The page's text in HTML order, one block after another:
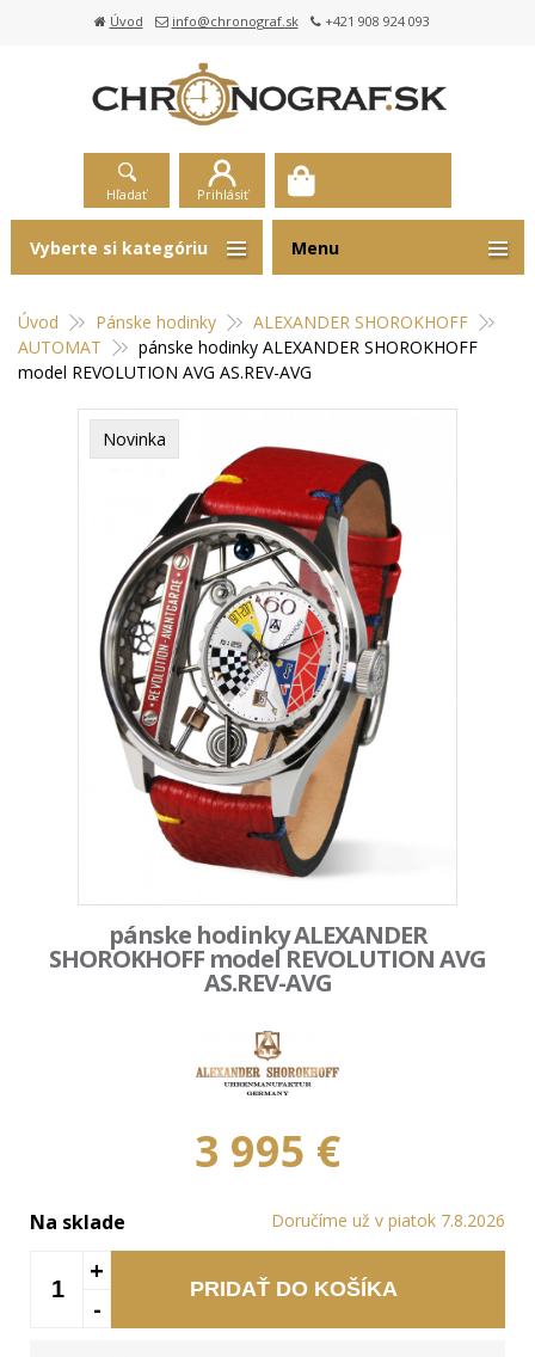
Úvod info@chronograf.sk +421 908 924 093
Hľadať Prihlásiť
Úvod Pánske hodinky
ALEXANDER SHOROKHOFF
AUTOMAT
pánske hodinky ALEXANDER SHOROKHOFF
model REVOLUTION AVG AS.REV-AVG
Novinka
pánske hodinky ALEXANDER
SHOROKHOFF model REVOLUTION AVG
AS.REV-AVG
3 995 €
Na sklade Doručíme už v piatok 7.8.2026
PRIDAŤ DO KOŠÍKA
+
-
Vyberte si kategóriu Menu